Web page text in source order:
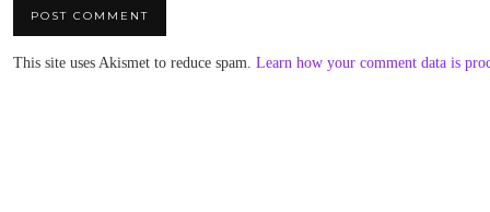
This site uses Akismet to reduce spam. Learn how your comment data is